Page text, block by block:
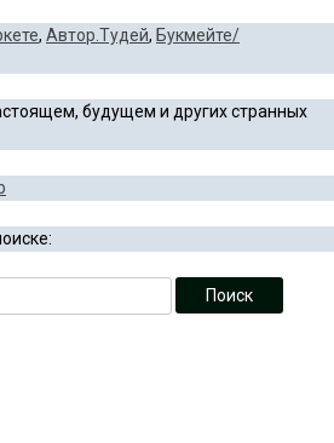
, Автор.Тудей, Букмейте/
будущем и других странных